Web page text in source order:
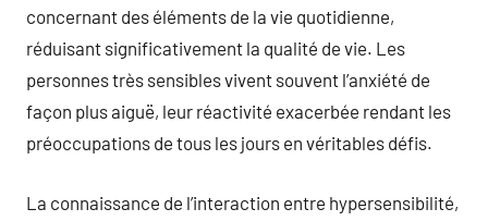
concernant des éléments de la vie quotidienne,
réduisant significativement la qualité de vie. Les
personnes très sensibles vivent souvent l’anxiété de
façon plus aiguë, leur réactivité exacerbée rendant les
préoccupations de tous les jours en véritables défis.
La connaissance de l’interaction entre hypersensibilité,